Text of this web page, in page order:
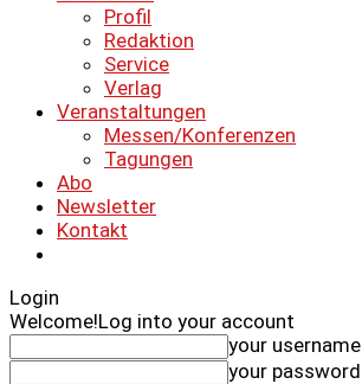
Profil
Redaktion
Service
Verlag
Veranstaltungen
Messen/Konferenzen
Tagungen
Abo
Newsletter
Kontakt
Login
Welcome!Log into your account
your username
your password